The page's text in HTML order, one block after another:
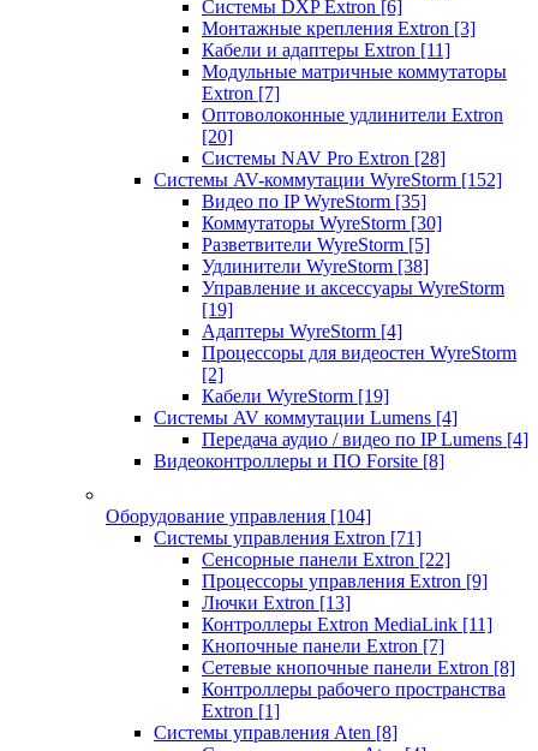
Системы DXP Extron [6]
Монтажные крепления Extron [3]
Кабели и адаптеры Extron [11]
Модульные матричные коммутаторы
Extron [7]
Оптоволоконные удлинители Extron
[20]
Системы NAV Pro Extron [28]
Системы AV-коммутации WyreStorm [152]
Видео по IP WyreStorm [35]
Коммутаторы WyreStorm [30]
Разветвители WyreStorm [5]
Удлинители WyreStorm [38]
Управление и аксессуары WyreStorm
[19]
Адаптеры WyreStorm [4]
Процессоры для видеостен WyreStorm
[2]
Кабели WyreStorm [19]
Системы AV коммутации Lumens [4]
Передача аудио / видео по IP Lumens [4]
Видеоконтроллеры и ПО Forsite [8]
Оборудование управления [104]
Системы управления Extron [71]
Сенсорные панели Extron [22]
Процессоры управления Extron [9]
Лючки Extron [13]
Контроллеры Extron MediaLink [11]
Кнопочные панели Extron [7]
Сетевые кнопочные панели Extron [8]
Контроллеры рабочего пространства
Extron [1]
Системы управления Aten [8]